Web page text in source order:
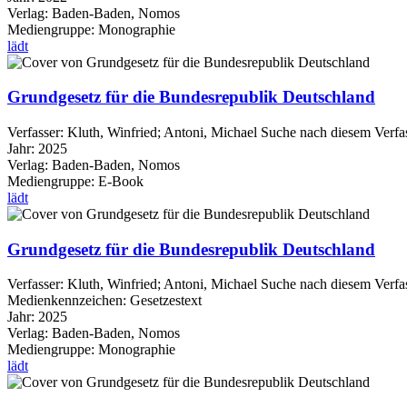
Verlag: Baden-Baden, Nomos
Mediengruppe: Monographie
lädt
Grundgesetz für die Bundesrepublik Deutschland
Verfasser: Kluth, Winfried; Antoni, Michael Suche nach diesem
Jahr: 2025
Verlag: Baden-Baden, Nomos
Mediengruppe: E-Book
lädt
Grundgesetz für die Bundesrepublik Deutschland
Verfasser: Kluth, Winfried;Antoni, Michael Suche nach diesem
Medienkennzeichen: Gesetzestext
Jahr: 2025
Verlag: Baden-Baden, Nomos
Mediengruppe: Monographie
lädt